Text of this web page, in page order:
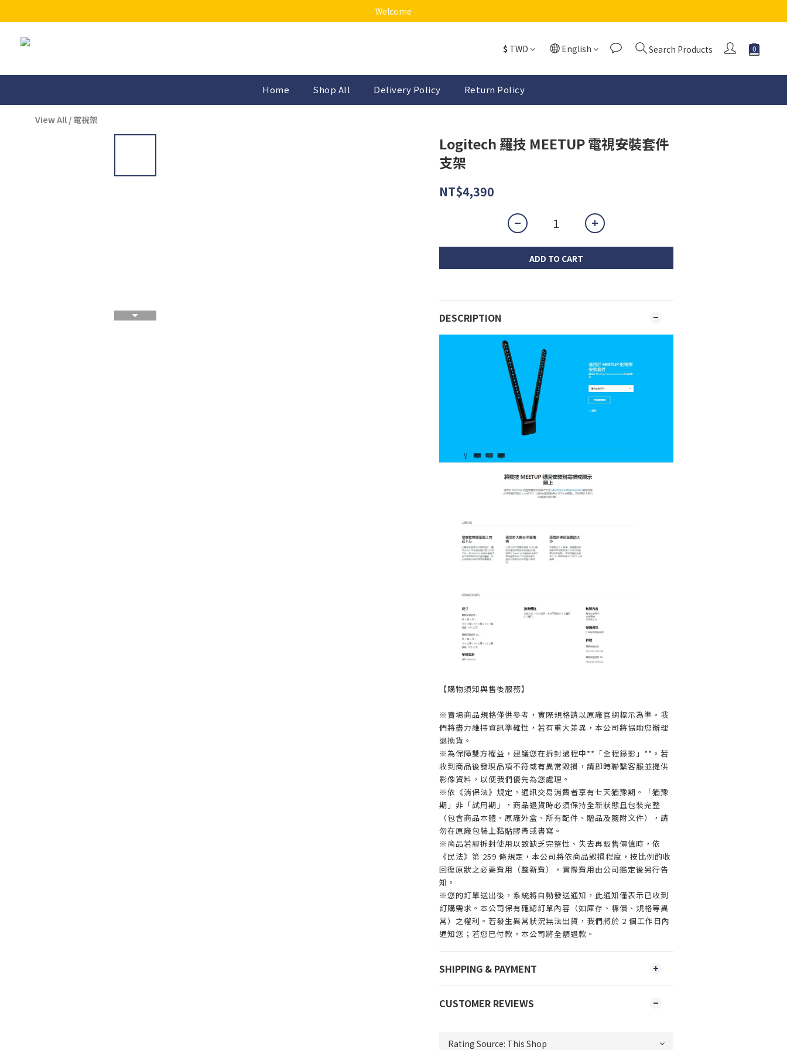
Welcome
$ TWD English Search Products
Home Shop All Delivery Policy Return Policy
View All / 電視架
Logitech 羅技 MEETUP 電視安裝套件
支架
NT$4,390
ADD TO CART
DESCRIPTION
【購物須知與售後服務】
※賣場商品規格僅供參考，實際規格請以原廠官網標示為準。我
們將盡力維持資訊準確性，若有重大差異，本公司將協助您辦理
退換貨。
※為保障雙方權益，建議您在拆封過程中**「全程錄影」**。若
收到商品後發現品項不符或有異常毀損，請即時聯繫客服並提供
影像資料，以便我們優先為您處理。
※依《消保法》規定，通訊交易消費者享有七天猶豫期。「猶豫
期」非「試用期」，商品退貨時必須保持全新狀態且包裝完整
（包含商品本體、原廠外盒、所有配件、贈品及隨附文件），請
勿在原廠包裝上黏貼膠帶或書寫。
※商品若經拆封使用以致缺乏完整性、失去再販售價值時，依
《民法》第 259 條規定，本公司將依商品毀損程度，按比例酌收
回復原狀之必要費用（整新費），實際費用由公司鑑定後另行告
知。
※您的訂單送出後，系統將自動發送通知，此通知僅表示已收到
訂購需求。本公司保有確認訂單內容（如庫存、標價、規格等異
常）之權利。若發生異常狀況無法出貨，我們將於 2 個工作日內
通知您；若您已付款，本公司將全額退款。
SHIPPING & PAYMENT
CUSTOMER REVIEWS